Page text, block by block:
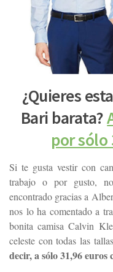
¿Quieres
Bari barata?
por sólo
Si te gusta vestir con
trabajo o por gusto,
encontrado gracias a
nos lo ha comentado a
bonita camisa Calvin
celeste con todas las
decir, a sólo 31,96